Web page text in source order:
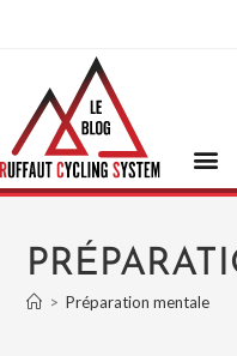
> Préparation mentale